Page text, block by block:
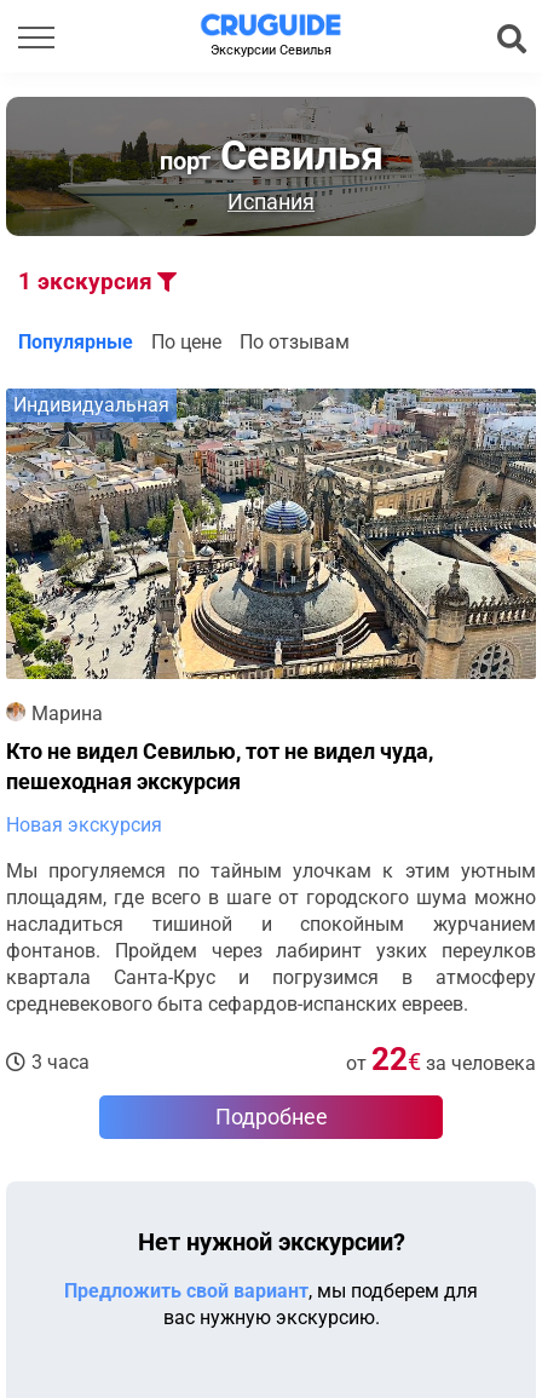
Экскурсии Севилья
портСевилья
Испания
1 экскурсия
Популярные По цене По отзывам
Индивидуальная
Марина
Кто не видел Севилью, тот не видел чуда,
пешеходная экскурсия
Новая экскурсия
Мы прогуляемся по тайным улочкам к этим уютным
площадям, где всего в шаге от городского шума можно
насладиться тишиной и спокойным журчанием
фонтанов. Пройдем через лабиринт узких переулков
квартала Санта-Крус и погрузимся в атмосферу
средневекового быта сефардов-испанских евреев.
3 часа от 22€ за человека
Подробнее
Нет нужной экскурсии?
Предложить свой вариант, мы подберем для
вас нужную экскурсию.